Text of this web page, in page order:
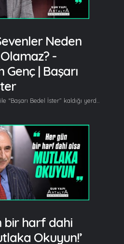
Neden
Olamaz? -
Genç | Başarı
bir harf dahi
Okuyun!’